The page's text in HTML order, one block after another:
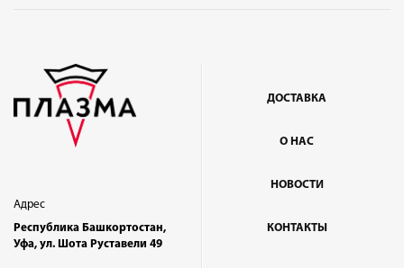
Адрес
Республика Башкортостан,
Уфа, ул. Шота Руставели 49
ДОСТАВКА
О НАС
НОВОСТИ
КОНТАКТЫ